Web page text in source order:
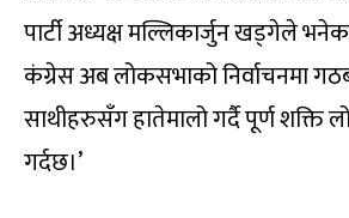
पार्टी अध्यक्ष मल्लिकार्जुन खड्गेले
कंग्रेस अब लोकसभाको निर्वाचनमा
साथीहरुसँग हातेमालो गर्दै पूर्ण शक्ति
गर्दछ।’